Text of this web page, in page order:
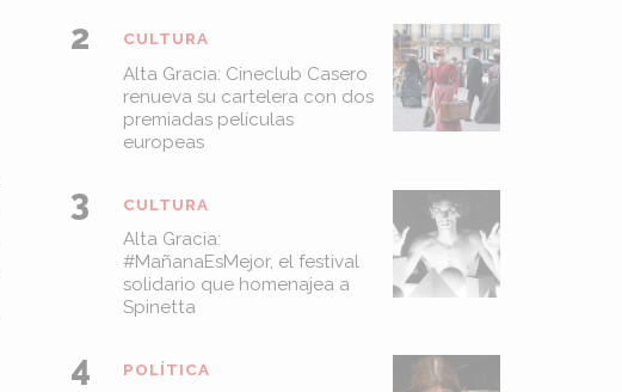
Alta Gracia: Cineclub Casero
renueva su cartelera con dos
premiadas películas
europeas
CULTURA
Alta Gracia:
#MañanaEsMejor, el festival
solidario que homenajea a
Spinetta
CULTURA
POLÍTICA